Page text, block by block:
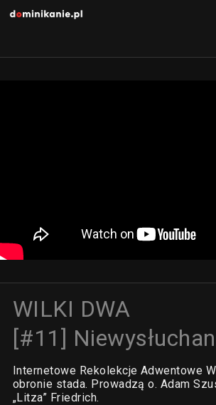
WILKI DWA
[#11]
Internetowe Rekolekcje Adwentowe
obronie stada. Prowadzą o. Adam
„Litza” Friedrich.